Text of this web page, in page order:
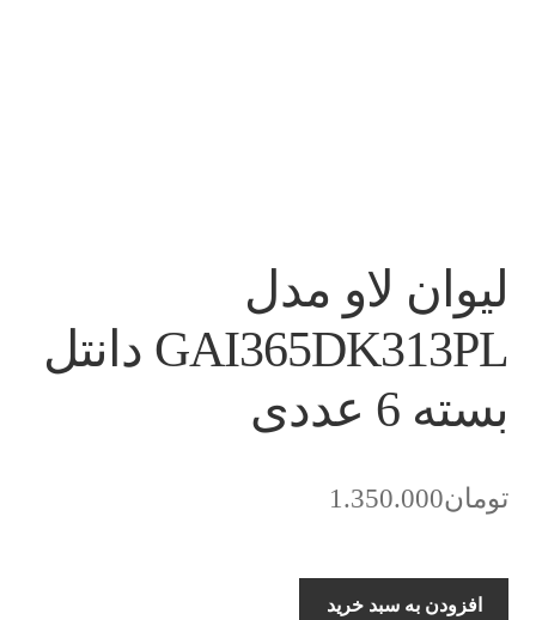
لیوان لاو مدل
GAI365DK313PL دانتل
بسته 6 عددی
تومان1.350.000
لیوان
افزودن به سبد خرید